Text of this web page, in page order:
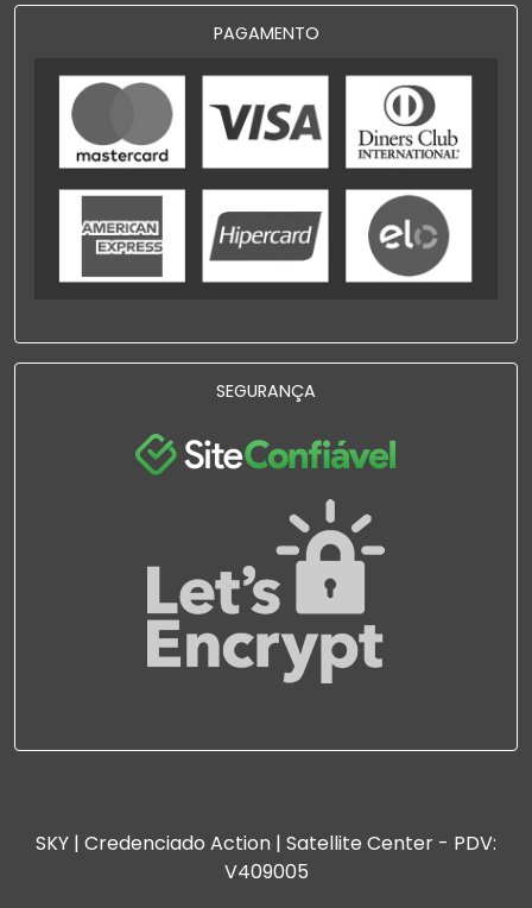
PAGAMENTO
SEGURANÇA
SKY | Credenciado Action | Satellite Center - PDV:
V409005